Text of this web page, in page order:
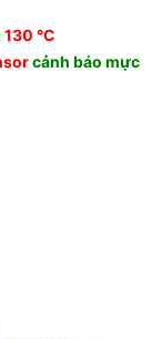
130 °C
cảnh báo mực